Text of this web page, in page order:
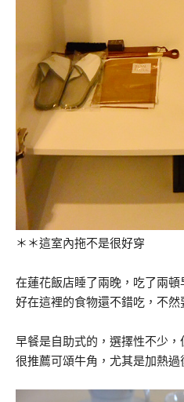
＊＊這室內拖不是很好穿
在蓮花飯店睡了兩晚，吃了兩
好在這裡的食物還不錯吃，不然
早餐是自助式的，選擇性不少
很推薦可頌牛角，尤其是加熱過